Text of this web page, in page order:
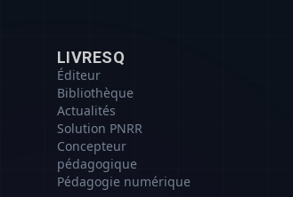
LIVRESQ
Éditeur
Bibliothèque
Actualités
Solution PNRR
Concepteur
pédagogique
Pédagogie numérique